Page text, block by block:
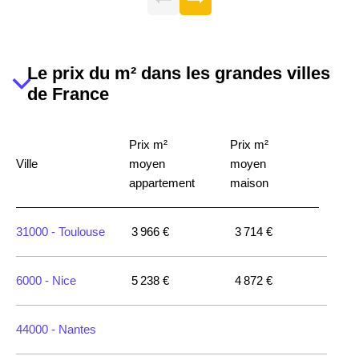
Le prix du m² dans les grandes villes
de France
Ville
Prix m²
moyen
appartement
Prix m²
moyen
maison
31000 - Toulouse 3 966 € 3 714 €
6000 - Nice 5 238 € 4 872 €
44000 - Nantes